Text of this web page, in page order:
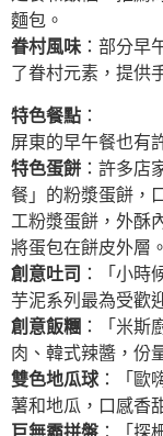
麵包。
眷村風味 ：部分早
了眷村元素，提供
特色餐點 ：
屏東的早午餐也有
特色蛋餅 ：許多店
餐」的粉漿蛋餅，
工粉漿蛋餅，外酥
將蛋包在餅皮外層。
創意吐司 ：「小時
芋泥系列最為受歡
創意飯糰 ：「米斯
肉、韓式辣醬，份
雙色地瓜球 ：「歐
薯和地瓜，口感香
巨無霸拼盤 ：「探